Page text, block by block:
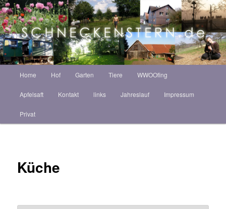
Zum
Inhalt
wechseln
Schneckenstern HOF
ZINT ANNEKATRIN
Home Hof Garten Tiere WWOOfing
Apfelsaft Kontakt links Jahreslauf Impressum
Privat
Küche